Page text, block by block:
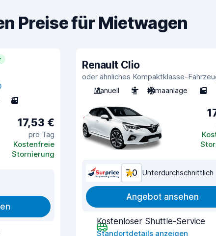
Preise für Mietwagen
3
17,53 €
pro Tag
Kostenfreie
Stornierung
Renault Clio
oder ähnliches Kompaktklasse-
Manuell
5 Klimaanlage 5
7,0 Unterdurchschnittlich
Angebot ansehen
Kostenloser Shuttle-Service
Standortdetails anzeigen